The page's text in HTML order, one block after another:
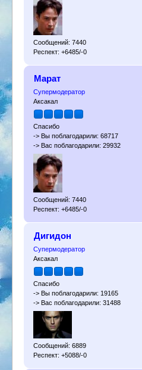
Сообщений: 7440
Респект: +6485/-0
Марат
Супермодератор
Аксакал
Спасибо
-> Вы поблагодарили: 68717
-> Вас поблагодарили: 29932
Сообщений: 7440
Респект: +6485/-0
Дигидон
Супермодератор
Аксакал
Спасибо
-> Вы поблагодарили: 19165
-> Вас поблагодарили: 31488
Сообщений: 6889
Респект: +5088/-0